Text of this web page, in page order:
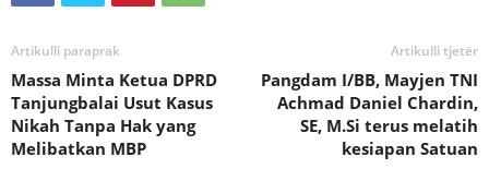
Artikulli paraprak
Massa Minta Ketua DPRD
Tanjungbalai Usut Kasus
Nikah Tanpa Hak yang
Melibatkan MBP
Artikulli tjetër
Pangdam I/BB, Mayjen TNI
Achmad Daniel Chardin,
SE, M.Si terus melatih
kesiapan Satuan